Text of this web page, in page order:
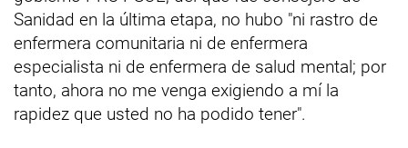
Sanidad en la última etapa, no hubo "ni rastro de
enfermera comunitaria ni de enfermera
especialista ni de enfermera de salud mental; por
tanto, ahora no me venga exigiendo a mí la
rapidez que usted no ha podido tener".